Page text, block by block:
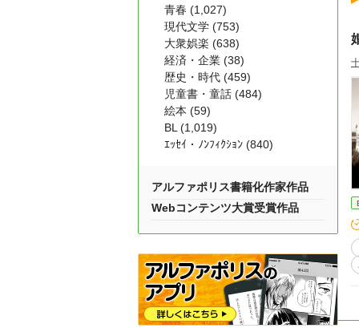
青春 (1,027)
現代文学 (753)
大衆娯楽 (638)
経済・企業 (38)
歴史・時代 (459)
児童書・童話 (484)
絵本 (59)
BL (1,019)
ｴｯｾｲ・ﾉﾝﾌｨｸｼｮﾝ (840)
アルファポリス書籍化作家作品
Webコンテンツ大賞受賞作品